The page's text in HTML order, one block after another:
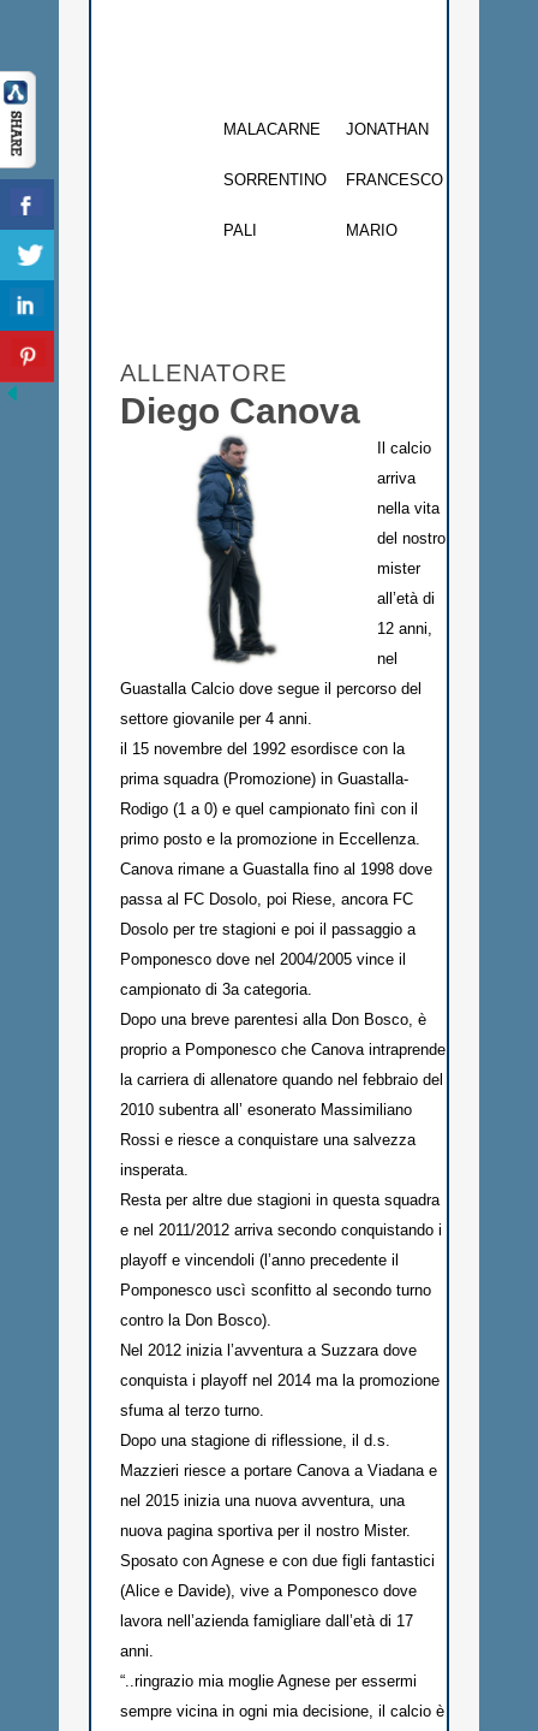
MALACARNE JONATHAN
SORRENTINO FRANCESCO
PALI MARIO
ALLENATORE
Diego Canova
Il calcio
arriva
nella vita
del nostro
mister
all’età di
12 anni,
nel
Guastalla Calcio dove segue il percorso del
settore giovanile per 4 anni.
il 15 novembre del 1992 esordisce con la
prima squadra (Promozione) in Guastalla-
Rodigo (1 a 0) e quel campionato finì con il
primo posto e la promozione in Eccellenza.
Canova rimane a Guastalla fino al 1998 dove
passa al FC Dosolo, poi Riese, ancora FC
Dosolo per tre stagioni e poi il passaggio a
Pomponesco dove nel 2004/2005 vince il
campionato di 3a categoria.
Dopo una breve parentesi alla Don Bosco, è
proprio a Pomponesco che Canova intraprende
la carriera di allenatore quando nel febbraio del
2010 subentra all’ esonerato Massimiliano
Rossi e riesce a conquistare una salvezza
insperata.
Resta per altre due stagioni in questa squadra
e nel 2011/2012 arriva secondo conquistando i
playoff e vincendoli (l’anno precedente il
Pomponesco uscì sconfitto al secondo turno
contro la Don Bosco).
Nel 2012 inizia l’avventura a Suzzara dove
conquista i playoff nel 2014 ma la promozione
sfuma al terzo turno.
Dopo una stagione di riflessione, il d.s.
Mazzieri riesce a portare Canova a Viadana e
nel 2015 inizia una nuova avventura, una
nuova pagina sportiva per il nostro Mister.
Sposato con Agnese e con due figli fantastici
(Alice e Davide), vive a Pomponesco dove
lavora nell’azienda famigliare dall’età di 17
anni.
“..ringrazio mia moglie Agnese per essermi
sempre vicina in ogni mia decisione, il calcio è